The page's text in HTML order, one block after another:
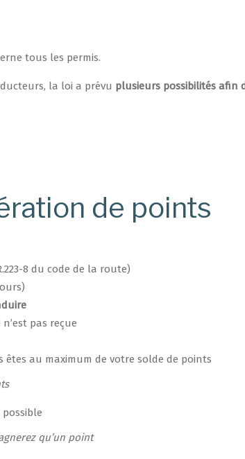
tous les permis.
la loi a prévu plusieurs possibilités afin
de points
8 du code de la route)
n’est pas reçue
au maximum de votre solde de points
qu’un point